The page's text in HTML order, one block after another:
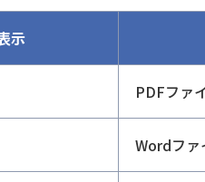
示
PDFファ
Wordファ